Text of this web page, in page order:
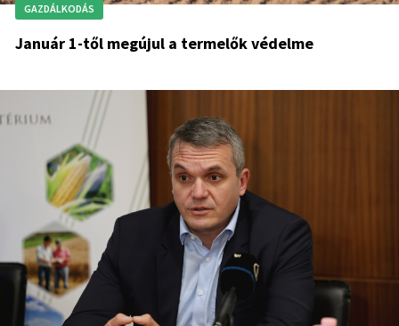
GAZDÁLKODÁS
Január 1-től megújul a termelők védelme